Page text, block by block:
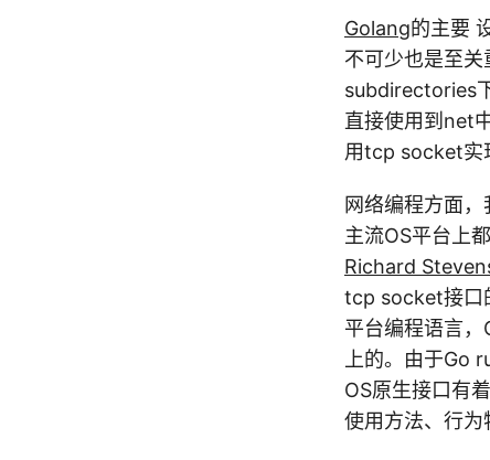
Golang的主要
不可少也是至
subdirectories
直接使用到net
用tcp socket实
网络编程方面
主流OS平台上
Richard
tcp socket接口
平台编程语言
上的。由于Go
OS原生接口有
使用方法、行为